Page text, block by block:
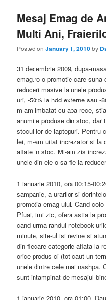
Mesaj Emag de
Multi Ani,
Posted onJanuary 1, 2010by
31 decembrie 2009, dupa-
emag.ro o promotie care suna
reduceri masive la unele
uri, -50% la hdd externe sau -
m-am imbatat cu apa rece,
anumite produse din stoc, dar
stocul lor de laptopuri. Pentru
lei, m-am uitat increzator si la
aflate in stoc. Mi-am zis
unele din ele o sa fie la
1 ianuarie 2010, ora 00:15-
sampanie, a urarilor si
promotia emag-ului. Cand
Pfuai, imi zic, ofera astia la
cand urma randul notebook-
minute, site-ul isi revine si
din fiecare categorie aflata la
orice produs ci (tot caut un
unele dintre cele mai nashpa.
sunt intampinat de mesajul
1 ianuarie 2010, ora 01:00.